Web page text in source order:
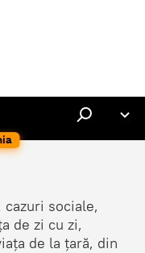
sociale,
de zi cu zi,
de la țară, din